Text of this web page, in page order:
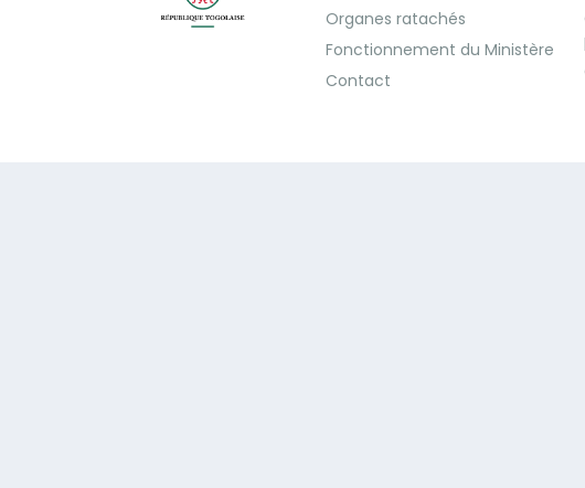
Organes ratachés
Fonctionnement du Ministère
Contact